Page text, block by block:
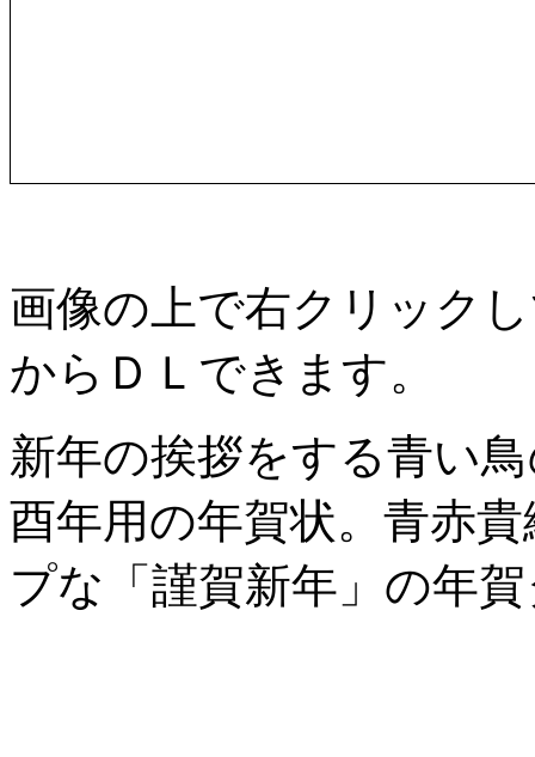
画像の上で右クリック
からＤＬできます。
新年の挨拶をする青い
酉年用の年賀状。青赤
プな「謹賀新年」の年